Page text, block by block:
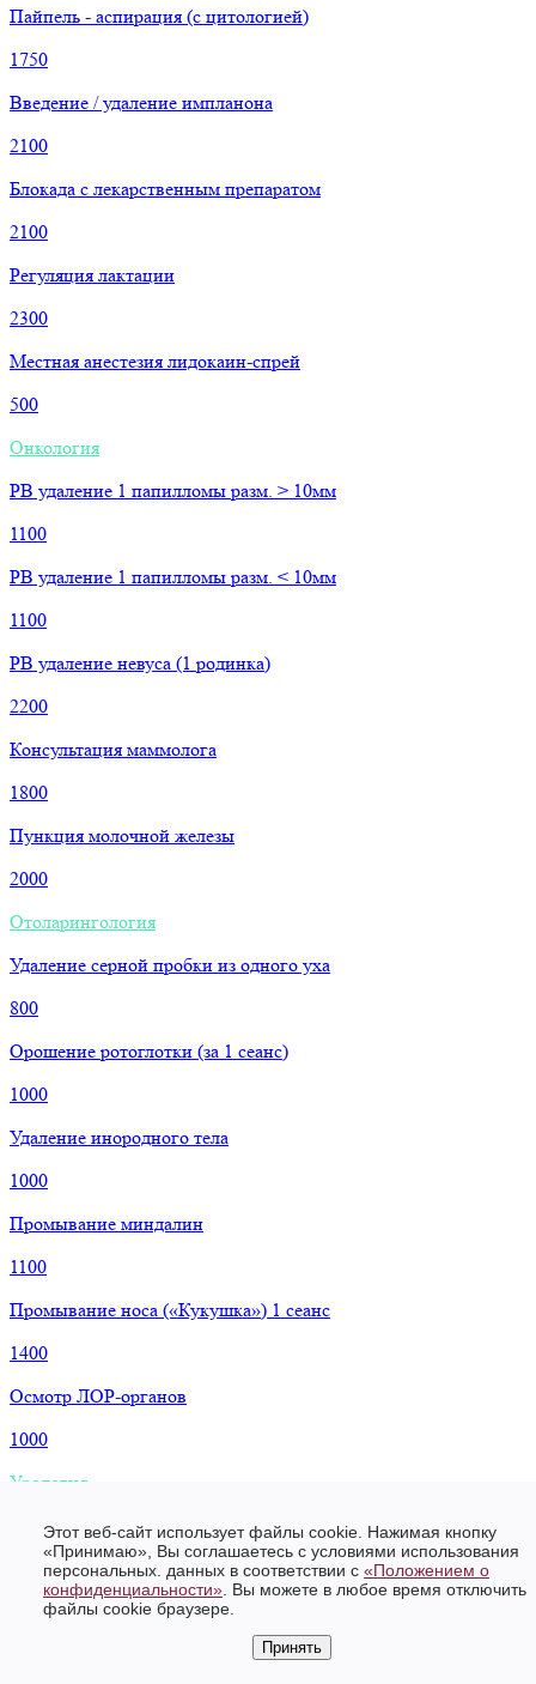
Этот веб-сайт использует файлы cookie. Нажимая кнопку
«Принимаю», Вы соглашаетесь с условиями использования
персональных. данных в соответствии c «Положением о
конфиденциальности» . Вы можете в любое время отключить
файлы cookie браузере.
Принять
Пайпель - аспирация (с цитологией)
1750
Введение / удаление импланона
2100
Блокада с лекарственным препаратом
2100
Регуляция лактации
2300
Местная анестезия лидокаин-спрей
500
Онкология
РВ удаление 1 папилломы разм. > 10мм
1100
РВ удаление 1 папилломы разм. < 10мм
1100
РВ удаление невуса (1 родинка)
2200
Консультация маммолога
1800
Пункция молочной железы
2000
Отоларингология
Удаление серной пробки из одного уха
800
Орошение ротоглотки (за 1 сеанс)
1000
Удаление инородного тела
1000
Промывание миндалин
1100
Промывание носа («Кукушка») 1 сеанс
1400
Осмотр ЛОР-органов
1000
Урология
Лечение цистита (1 процедура)
Цистоскопия + катеджель